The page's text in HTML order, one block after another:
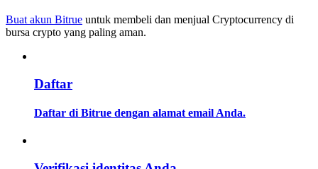
Buat akun Bitrue untuk membeli dan menjual Cryptocurrency di
bursa crypto yang paling aman.
Daftar
Daftar di Bitrue dengan alamat email Anda.